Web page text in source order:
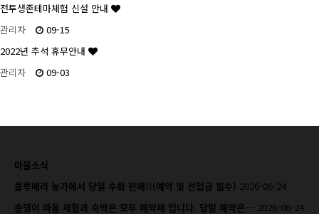
전투생존테마체험 신설 안내
관리자
09-15
2022년 추석 휴무안내
관리자
09-03
마을소식
블루베리 농가에서 당일 수확 판매!!(예약 및 선입금 필수) 2026-06-24
총댕이 마을 체험과 숙박은 모두 예약제 입니다. 당일 예약은… 2026-06-24